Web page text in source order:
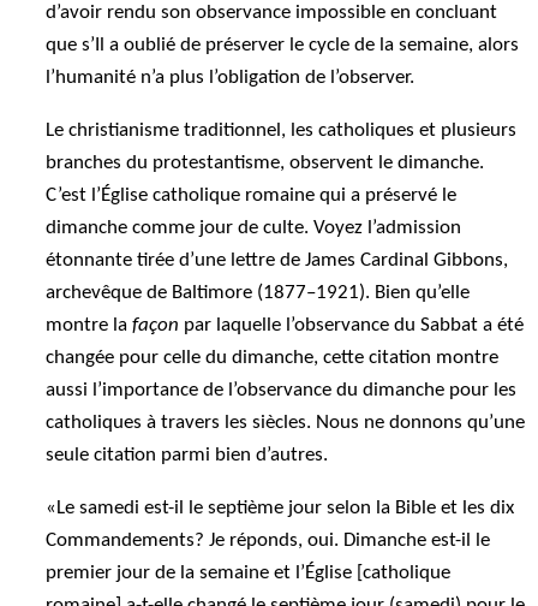
d’avoir rendu son observance impossible en concluant
que s’Il a oublié de préserver le cycle de la semaine, alors
l’humanité n’a plus l’obligation de l’observer.
Le christianisme traditionnel, les catholiques et plusieurs
branches du protestantisme, observent le dimanche.
C’est l’Église catholique romaine qui a préservé le
dimanche comme jour de culte. Voyez l’admission
étonnante tirée d’une lettre de James Cardinal Gibbons,
archevêque de Baltimore (1877–1921). Bien qu’elle
montre lafaçon par laquelle l’observance du Sabbat a été
changée pour celle du dimanche, cette citation montre
aussi l’importance de l’observance du dimanche pour les
catholiques à travers les siècles. Nous ne donnons qu’une
seule citation parmi bien d’autres.
«Le samedi est-il le septième jour selon la Bible et les dix
Commandements? Je réponds, oui. Dimanche est-il le
premier jour de la semaine et l’Église [catholique